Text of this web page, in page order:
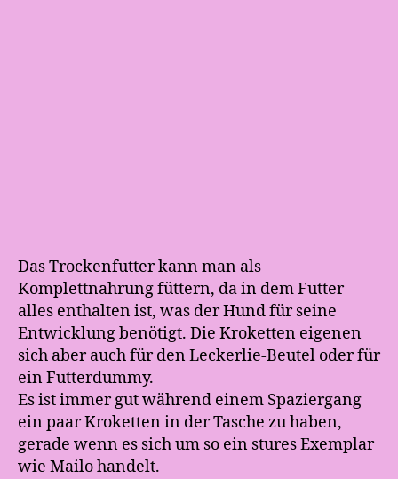
Das Trockenfutter kann man als
Komplettnahrung füttern, da in dem Futter
alles enthalten ist, was der Hund für seine
Entwicklung benötigt. Die Kroketten eigenen
sich aber auch für den Leckerlie-Beutel oder für
ein Futterdummy.
Es ist immer gut während einem Spaziergang
ein paar Kroketten in der Tasche zu haben,
gerade wenn es sich um so ein stures Exemplar
wie Mailo handelt.